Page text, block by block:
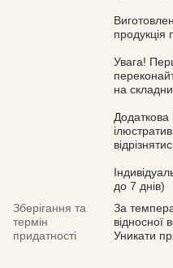
продукція
Увага!
на
до 7 днів)
Зберігання та
термін
придатності
За
відносної
Уникати